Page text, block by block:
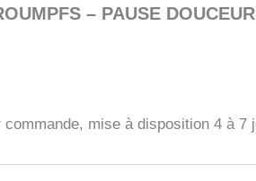
– PAUSE
commande, mise à disposition 4 à 7